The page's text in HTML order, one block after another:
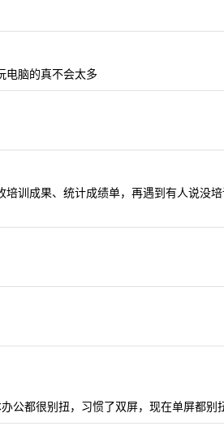
电脑的真不会太多
训成果、统计成绩单，再遇到有人说没
公都很别扭，习惯了双屏，现在单屏都别